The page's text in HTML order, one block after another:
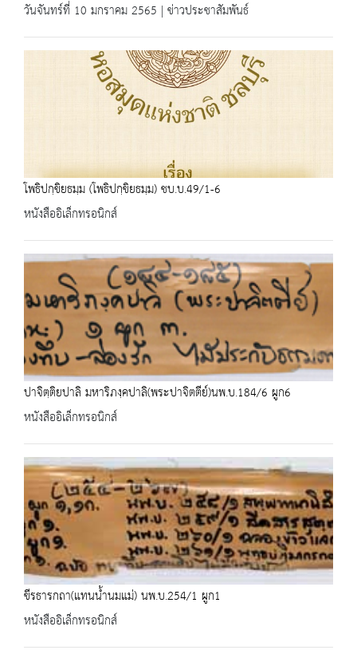
วันจันทร์ที่ 10 มกราคม 2565 | ข่าวประชาสัมพันธ์
โพธิปกฺขิยธมฺม (โพธิปกฺขิยธมฺม) ชบ.บ.49/1-6
หนังสืออิเล็กทรอนิกส์
ปาจิตฺติยปาลิ มหาริภงฺคปาลิ(พระปาจิตตีย์)นพ.บ.184/6 ผูก6
หนังสืออิเล็กทรอนิกส์
ขีรธารกถา(แทนน้ำนมแม่) นพ.บ.254/1 ผูก1
หนังสืออิเล็กทรอนิกส์